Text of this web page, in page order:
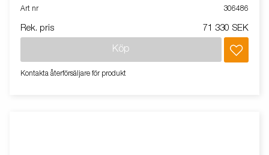
din båt. Varmgalvaniserat chassi för lång hållbarhet. Vinsch och
utrustat med en extra säkerhetsvajer för användning vid
Art nr
306486
Rek. pris 71 330 SEK
Köp
Kontakta återförsäljare för produkt